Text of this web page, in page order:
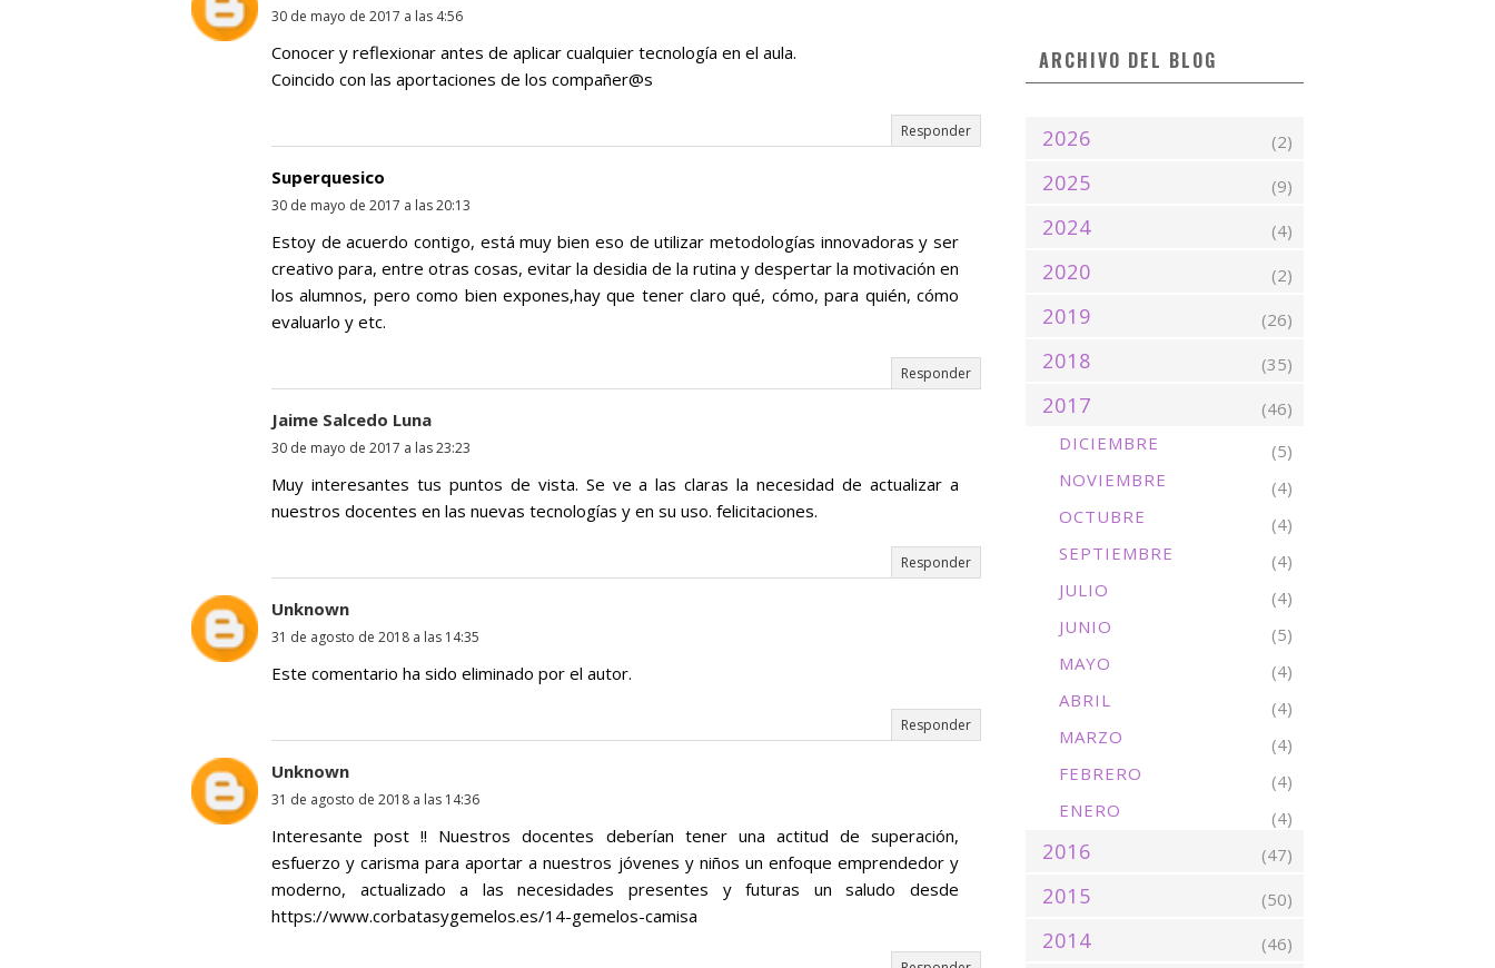
30 de mayo de 2017 a las 4:56
Conocer y reflexionar antes de aplicar cualquier tecnología en el aula.
Coincido con las aportaciones de los compañer@s
Responder
Superquesico
30 de mayo de 2017 a las 20:13
Estoy de acuerdo contigo, está muy bien eso de utilizar metodologías innovadoras y ser
creativo para, entre otras cosas, evitar la desidia de la rutina y despertar la motivación en
los alumnos, pero como bien expones,hay que tener claro qué, cómo, para quién, cómo
evaluarlo y etc.
Responder
Jaime Salcedo Luna
30 de mayo de 2017 a las 23:23
Muy interesantes tus puntos de vista. Se ve a las claras la necesidad de actualizar a
nuestros docentes en las nuevas tecnologías y en su uso. felicitaciones.
Responder
Unknown
31 de agosto de 2018 a las 14:35
Este comentario ha sido eliminado por el autor.
Responder
Unknown
31 de agosto de 2018 a las 14:36
Interesante post !! Nuestros docentes deberían tener una actitud de superación,
esfuerzo y carisma para aportar a nuestros jóvenes y niños un enfoque emprendedor y
moderno, actualizado a las necesidades presentes y futuras un saludo desde
https://www.corbatasygemelos.es/14-gemelos-camisa
ARCHIVO DEL BLOG
2026 (2)
2025 (9)
2024 (4)
2020 (2)
2019 (26)
2018 (35)
2017
(46)
DICIEMBRE
(5)
NOVIEMBRE
(4)
OCTUBRE
(4)
SEPTIEMBRE
(4)
JULIO
(4)
JUNIO
(5)
MAYO
(4)
ABRIL
(4)
MARZO
(4)
FEBRERO
(4)
ENERO
(4)
2016 (47)
2015 (50)
2014 (46)